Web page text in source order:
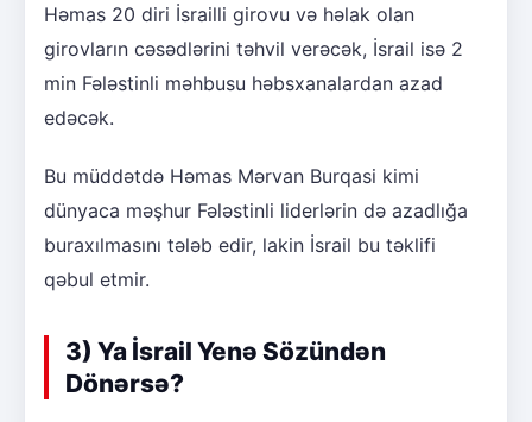
Həmas 20 diri İsrailli girovu və həlak olan
girovların cəsədlərini təhvil verəcək, İsrail isə 2
min Fələstinli məhbusu həbsxanalardan azad
edəcək.
Bu müddətdə Həmas Mərvan Burqasi kimi
dünyaca məşhur Fələstinli liderlərin də azadlığa
buraxılmasını tələb edir, lakin İsrail bu təklifi
qəbul etmir.
3) Ya İsrail Yenə Sözündən
Dönərsə?